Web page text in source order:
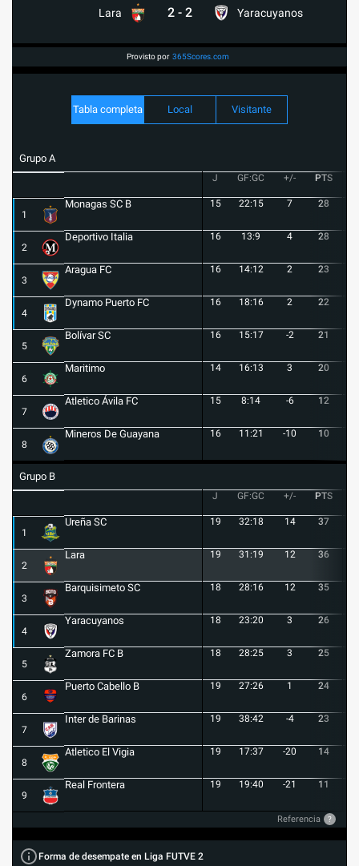
Lara 2 - 2 Yaracuyanos
Provisto por 365Scores.com
Tabla completa Local Visitante
Grupo A
J GF:GC +/- PTS
1
Monagas SC B 15 22:15 7 28
2
Deportivo Italia 16 13:9 4 28
3
Aragua FC 16 14:12 2 23
4
Dynamo Puerto FC 16 18:16 2 22
5
Bolívar SC 16 15:17 -2 21
6
Maritimo 14 16:13 3 20
7
Atletico Ávila FC 15 8:14 -6 12
8
Mineros De Guayana 16 11:21 -10 10
Grupo B
J GF:GC +/- PTS
1
Ureña SC 19 32:18 14 37
2
Lara 19 31:19 12 36
3
Barquisimeto SC 18 28:16 12 35
4
Yaracuyanos 18 23:20 3 26
5
Zamora FC B 18 28:25 3 25
6
Puerto Cabello B 19 27:26 1 24
7
Inter de Barinas 19 38:42 -4 23
8
Atletico El Vigia 19 17:37 -20 14
9
Real Frontera 19 19:40 -21 11
Referencia ?
Forma de desempate en Liga FUTVE 2